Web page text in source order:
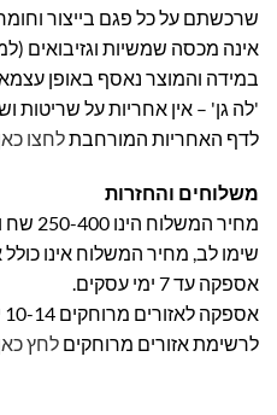
שרכשתם על כל פגם בייצור
אינה מכסה שמשיות וגזיבואים
במידה והמוצר נאסף באופן
'לה גן' – אין אחריות על שריטות
לדף האחריות המורחבתלחצו
משלוחים והחזרות
מחיר המשלוח הינו 250-400 שח וייקבע על פי אזור מגוריכם.
שימו לב, מחיר המשלוח אינו
אספקה עד 7 ימי עסקים.
אספקה לאזורים מרוחקים 10-14 ימי עסקים
לרשימת אזורים מרוחקים לחץ